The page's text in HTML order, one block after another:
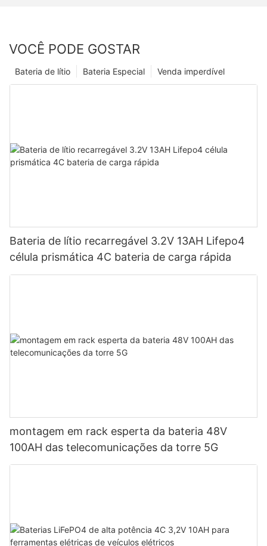
VOCÊ PODE GOSTAR
Venda imperdível
Bateria Especial
Bateria de lítio
Bateria de lítio recarregável 3.2V 13AH Lifepo4
célula prismática 4C bateria de carga rápida
montagem em rack esperta da bateria 48V
100AH ​​das telecomunicações da torre 5G